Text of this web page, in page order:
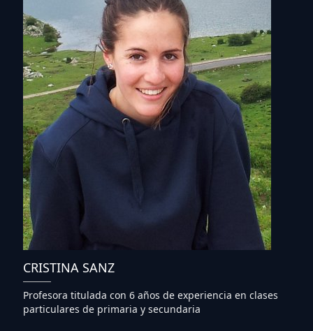
CRISTINA SANZ
Profesora titulada con 6 años de experiencia en clases
particulares de primaria y secundaria